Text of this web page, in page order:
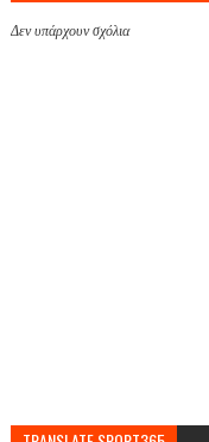
Δεν υπάρχουν σχόλια